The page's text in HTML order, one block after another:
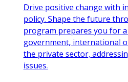
Drive positive change with
policy. Shape the future
program prepares you for
government, international
the private sector,
issues.